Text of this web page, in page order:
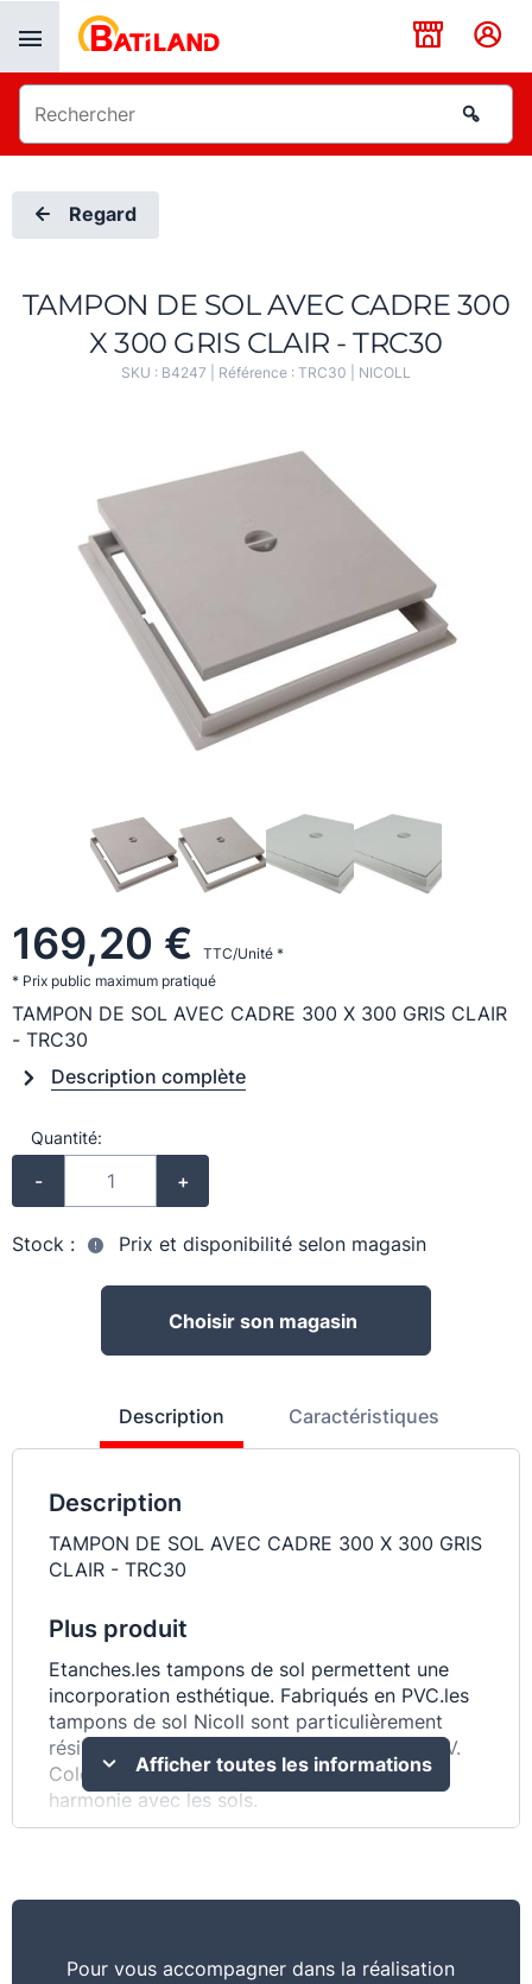
Regard
TAMPON DE SOL AVEC CADRE 300
X 300 GRIS CLAIR - TRC30
SKU : B4247 | Référence : TRC30 NICOLL
169,20 €
TTC/Unité *
* Prix public maximum pratiqué
TAMPON DE SOL AVEC CADRE 300 X 300 GRIS CLAIR
- TRC30
Description complète
Quantité:
- +
Stock : Prix et disponibilité selon magasin
Choisir son magasin
Description Caractéristiques
Description
TAMPON DE SOL AVEC CADRE 300 X 300 GRIS
CLAIR - TRC30
Plus produit
Etanches.les tampons de sol permettent une
incorporation esthétique. Fabriqués en PVC.les
tampons de sol Nicoll sont particulièrement
résistants : 1,5 T de charge et haute tenue UV.
Coloris sable ou gris clair pour une parfaite
harmonie avec les sols.
Sur cadre.les tampons sont faciles à installer
Afficher toutes les informations
Pour vous accompagner dans la réalisation
Panneau de gestion des cookies